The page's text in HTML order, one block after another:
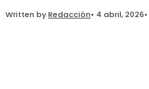
Written byRedacción• 4 abril, 2026•